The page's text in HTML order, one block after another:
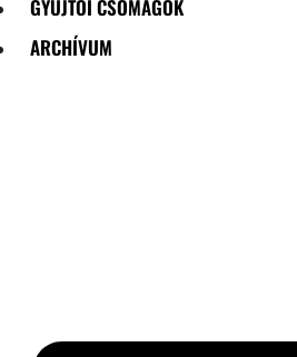
GYŰJTŐI CSOMAGOK
ARCHÍVUM